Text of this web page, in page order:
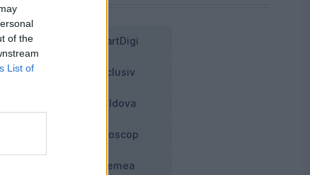
of the
List of
SmartDigi
Exclusiv
Moldova
Horoscop
Vremea